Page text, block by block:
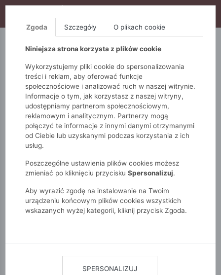
S10), DODATKOWE 15% ZA 3SZT (KOD: S15)
5.10.15. QUIOSQUE
Monnari Zobacz wszystko
Bluzki i t-shirty
T-shirty
Zgoda Szczegóły O plikach cookie
Niniejsza strona korzysta z plików cookie
Wykorzystujemy pliki cookie do spersonalizowania
treści i reklam, aby oferować funkcje
społecznościowe i analizować ruch w naszej witrynie.
Informacje o tym, jak korzystasz z naszej witryny,
udostępniamy partnerom społecznościowym,
reklamowym i analitycznym. Partnerzy mogą
połączyć te informacje z innymi danymi otrzymanymi
od Ciebie lub uzyskanymi podczas korzystania z ich
usług.
Poszczególne ustawienia plików cookies możesz
zmieniać po kliknięciu przycisku Spersonalizuj.
Aby wyrazić zgodę na instalowanie na Twoim
urządzeniu końcowym plików cookies wszystkich
wskazanych wyżej kategorii, kliknij przycisk Zgoda.
SPERSONALIZUJ